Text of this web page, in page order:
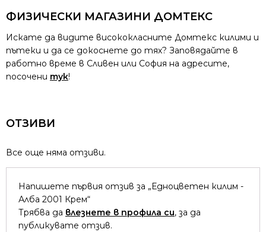
ФИЗИЧЕСКИ МАГАЗИНИ ДОМТЕКС
Искате да видите висококласните Домтекс килими и
пътеки и да се докоснете до тях? Заповядайте в
работно време в Сливен или София на адресите,
посочени тук!
ОТЗИВИ
Все още няма отзиви.
Напишете първия отзив за „Едноцветен килим -
Алба 2001 Крем“
Трябва да влезнете в профила си, за да
публикувате отзив.